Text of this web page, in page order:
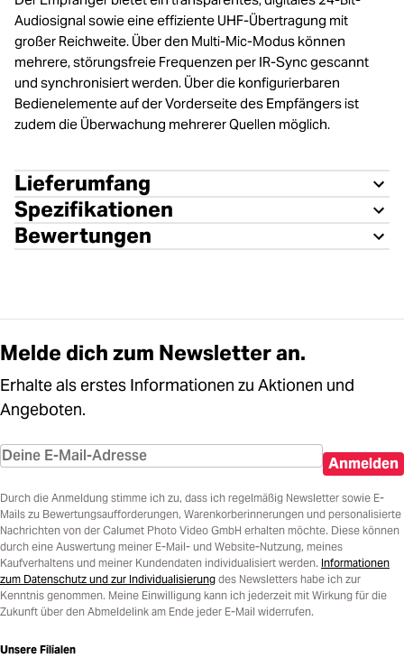
Audiosignal sowie eine effiziente UHF-Übertragung mit
großer Reichweite. Über den Multi-Mic-Modus können
mehrere, störungsfreie Frequenzen per IR-Sync gescannt
und synchronisiert werden. Über die konfigurierbaren
Bedienelemente auf der Vorderseite des Empfängers ist
zudem die Überwachung mehrerer Quellen möglich.
Lieferumfang
Spezifikationen
Bewertungen
Melde dich zum Newsletter an.
Erhalte als erstes Informationen zu Aktionen und
Angeboten.
Anmelden
Durch die Anmeldung stimme ich zu, dass ich regelmäßig Newsletter sowie E-
Mails zu Bewertungsaufforderungen, Warenkorberinnerungen und personalisierte
Nachrichten von der Calumet Photo Video GmbH erhalten möchte. Diese können
durch eine Auswertung meiner E-Mail- und Website-Nutzung, meines
Kaufverhaltens und meiner Kundendaten individualisiert werden. Informationen
zum Datenschutz und zur Individualisierung des Newsletters habe ich zur
Kenntnis genommen. Meine Einwilligung kann ich jederzeit mit Wirkung für die
Zukunft über den Abmeldelink am Ende jeder E-Mail widerrufen.
Unsere Filialen